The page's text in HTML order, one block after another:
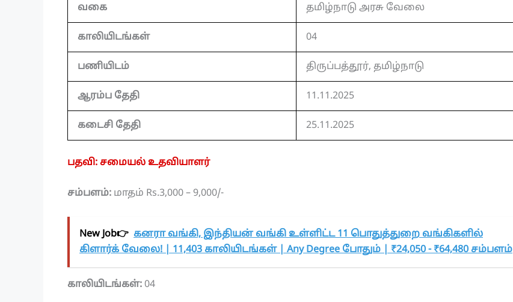
வகை தமிழ்நாடு அரசு வேலை
காலியிடங்கள் 04
பணியிடம் திருப்பத்தூர், தமிழ்நாடு
ஆரம்ப தேதி 11.11.2025
கடைசி தேதி 25.11.2025
பதவி: சமையல் உதவியாளர்
சம்பளம்: மாதம் Rs.3,000 – 9,000/-
New Job👉 கனரா வங்கி, இந்தியன் வங்கி உள்ளிட்ட 11 பொதுத்துறை வங்கிகளில்
கிளார்க் வேலை! | 11,403 காலியிடங்கள் | Any Degree போதும் | ₹24,050 - ₹64,480 சம்பளம்
காலியிடங்கள்: 04